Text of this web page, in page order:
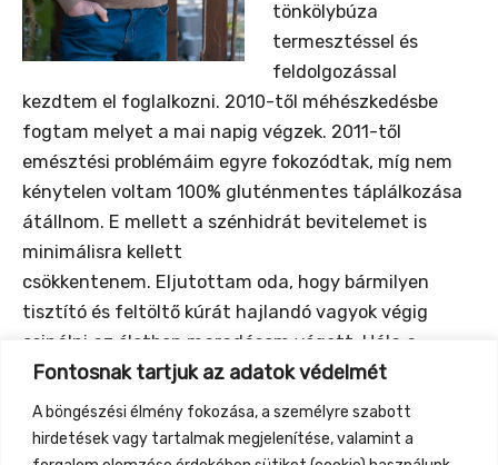
Fontosnak tartjuk az adatok védelmét
A böngészési élmény fokozása, a személyre szabott
hirdetések vagy tartalmak megjelenítése, valamint a
tönkölybúza
termesztéssel és
feldolgozással
kezdtem el foglalkozni. 2010-től méhészkedésbe
fogtam melyet a mai napig végzek. 2011-től
emésztési problémáim egyre fokozódtak, míg nem
kénytelen voltam 100% gluténmentes táplálkozása
átállnom. E mellett a szénhidrát bevitelemet is
minimálisra kellett
csökkentenem. Eljutottam oda, hogy bármilyen
tisztító és feltöltő kúrát hajlandó vagyok végig
csinálni az életben maradásom végett. Hála a
Jóistennek, megfelelő időben megfelelő emberekkel
kerültem kapcsolatba. Ma már szabadon, válogatás
nélkül fogyaszthatok rövidtávú következmények